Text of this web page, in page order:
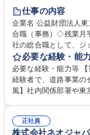
研修あり
退職金あり
駅近5分以内
資格
仕事の内容
企業名 公益財団法人東京都道路整
合職（事務）◇残業月平均9
社の総合職として、ジ
等のフロント部門の部
制度やキャリア支援が充実
管理部門：広報、人事
門：駐車場の新規開拓
道路施設や道路工事現
へ配属。※業務内容変更の範囲
必要な経験・能
必要な経験・能力等
経験者で、道路事業の
風】社内関係部署や東
部門など多岐に渡る業
正社員
株式会社ネオジャ